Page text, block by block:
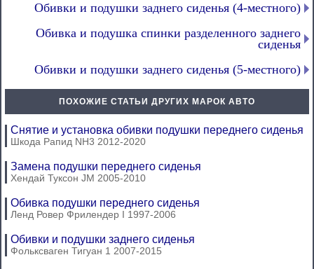
Обивки и подушки заднего сиденья (4-местного)
Обивка и подушка спинки разделенного заднего
сиденья
Обивки и подушки заднего сиденья (5-местного)
ПОХОЖИЕ СТАТЬИ ДРУГИХ МАРОК АВТО
Снятие и установка обивки подушки переднего сиденья
Шкода Рапид NH3 2012-2020
Замена подушки переднего сиденья
Хендай Туксон JM 2005-2010
Обивка подушки переднего сиденья
Ленд Ровер Фрилендер I 1997-2006
Обивки и подушки заднего сиденья
Фольксваген Тигуан 1 2007-2015